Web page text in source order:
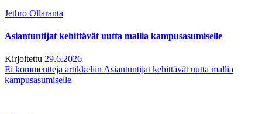
Jethro Ollaranta
Asiantuntijat kehittävät uutta mallia kampusasumiselle
Kirjoitettu 29.6.2026
Ei kommentteja artikkeliin Asiantuntijat kehittävät uutta mallia
kampusasumiselle